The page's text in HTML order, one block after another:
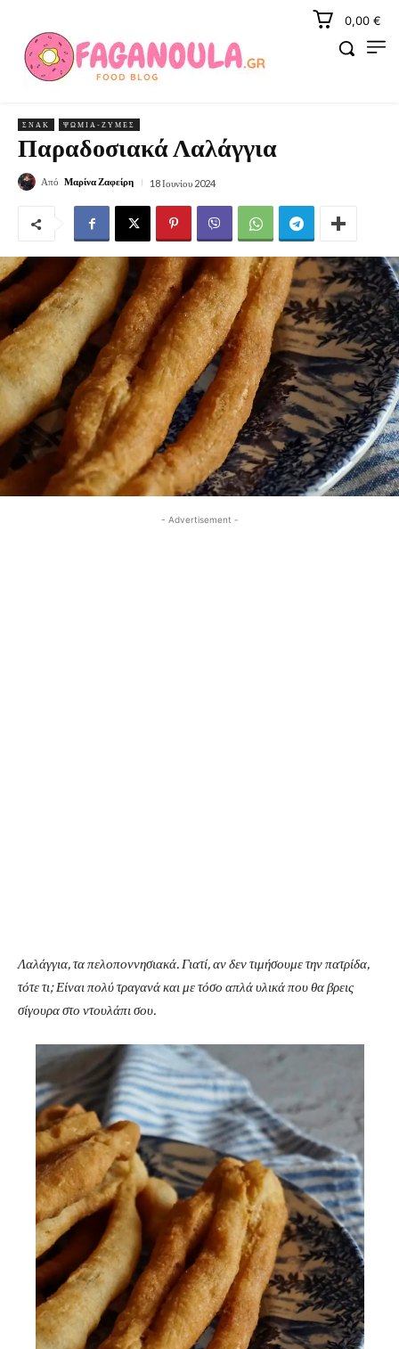
0,00 €
ΣΝΑΚ ΨΩΜΙΆ-ΖΎΜΕΣ
Παραδοσιακά Λαλάγγια
Από Μαρίνα Ζαφείρη 18 Ιουνίου 2024
- Advertisement -
Λαλάγγια, τα πελοποννησιακά. Γιατί, αν δεν τιμήσουμε την πατρίδα,
τότε τι; Είναι πολύ τραγανά και με τόσο απλά υλικά που θα βρεις
σίγουρα στο ντουλάπι σου.